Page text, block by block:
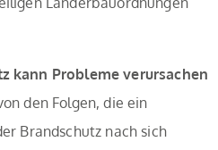
kann Probleme verursachen
den Folgen, die ein
Brandschutz nach sich